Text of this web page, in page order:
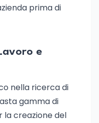
prima di
e
nella ricerca di
gamma di
creazione del